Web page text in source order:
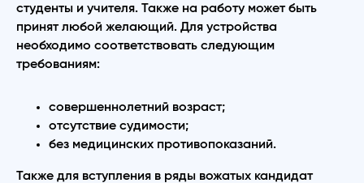
студенты и учителя. Также на работу может быть
принят любой желающий. Для устройства
необходимо соответствовать следующим
требованиям:
совершеннолетний возраст;
отсутствие судимости;
без медицинских противопоказаний.
Также для вступления в ряды вожатых кандидат